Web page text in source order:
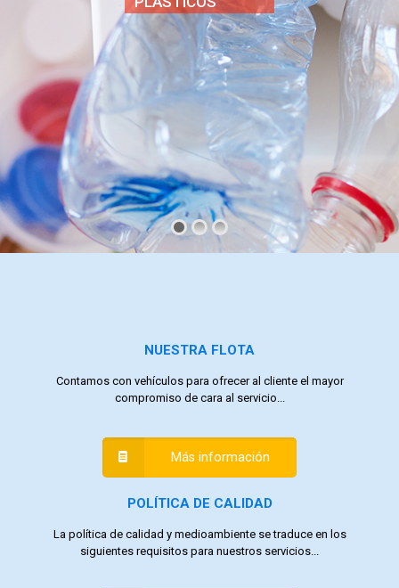
NUESTRA FLOTA
Contamos con vehículos para ofrecer al cliente el mayor
compromiso de cara al servicio...
Más información
POLÍTICA DE CALIDAD
La política de calidad y medioambiente se traduce en los
siguientes requisitos para nuestros servicios...